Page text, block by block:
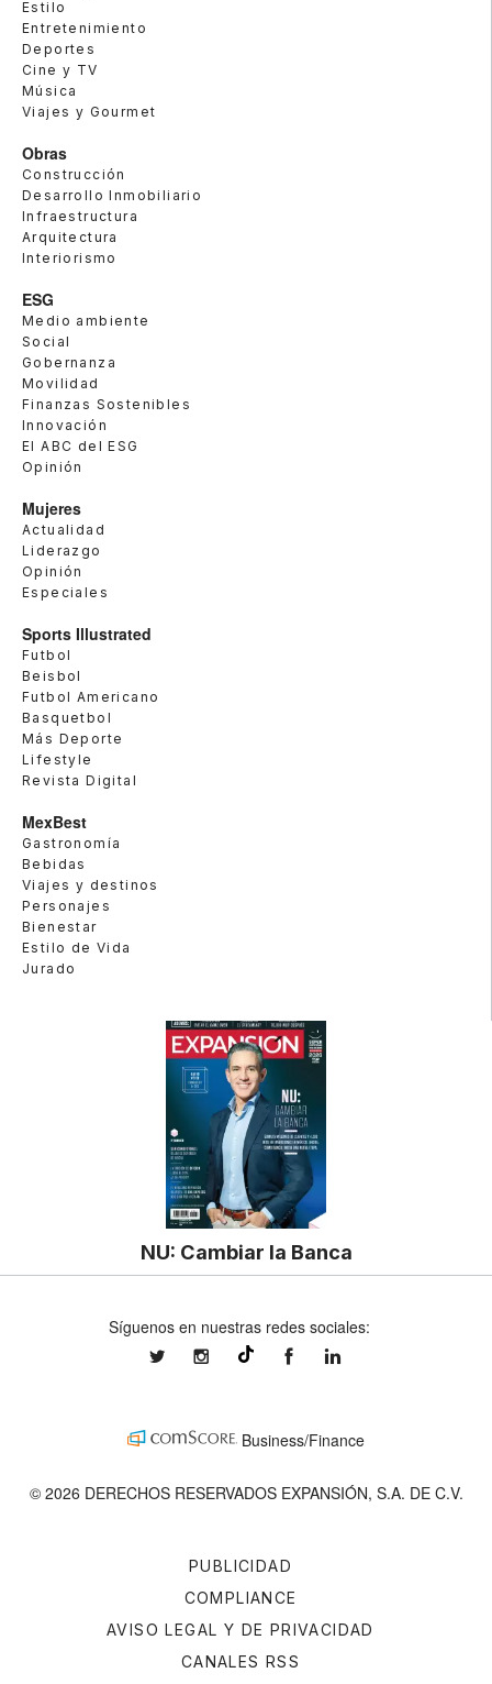
Estilo
Entretenimiento
Deportes
Cine y TV
Música
Viajes y Gourmet
Obras
Construcción
Desarrollo Inmobiliario
Infraestructura
Arquitectura
Interiorismo
ESG
Medio ambiente
Social
Gobernanza
Movilidad
Finanzas Sostenibles
Innovación
El ABC del ESG
Opinión
Mujeres
Actualidad
Liderazgo
Opinión
Especiales
Sports Illustrated
Futbol
Beisbol
Futbol Americano
Basquetbol
Más Deporte
Lifestyle
Revista Digital
MexBest
Gastronomía
Bebidas
Viajes y destinos
Personajes
Bienestar
Estilo de Vida
Jurado
NU: Cambiar la Banca
PUBLICIDAD
COMPLIANCE
AVISO LEGAL Y DE PRIVACIDAD
CANALES RSS
Síguenos en nuestras redes sociales:
expansionmxexpansionmx ExpansionMex
Business/Finance
© 2026 DERECHOS RESERVADOS EXPANSIÓN, S.A. DE C.V.